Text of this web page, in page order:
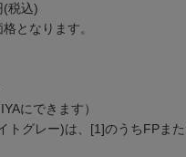
税込)
となります。
にできます）
グレー)は、[1]のうちFPま